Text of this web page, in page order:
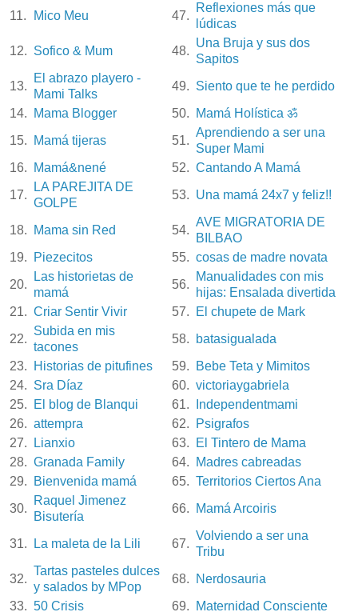
11.
Mico Meu 47.
Reflexiones más que
lúdicas
12. Sofico & Mum 48.
Una Bruja y sus dos
Sapitos
13.
El abrazo playero -
Mami Talks
49. Siento que te he perdido
14.
Mama Blogger 50.
Mamá Holística ॐ
15.
Mamá tijeras 51.
Aprendiendo a ser una
Super Mami
16.
Mamá&nené 52. Cantando A Mamá
17.
LA PAREJITA DE
GOLPE
53. Una mamá 24x7 y feliz!!
18. Mama sin Red 54.
AVE MIGRATORIA DE
BILBAO
19.
Piezecitos 55. cosas de madre novata
20.
Las historietas de
mamá
56.
Manualidades con mis
hijas: Ensalada divertida
21. Criar Sentir Vivir 57.
El chupete de Mark
22.
Subida en mis
tacones
58.
batasigualada
23.
Historias de pitufines 59.
Bebe Teta y Mimitos
24. Sra Díaz 60. victoriaygabriela
25.
El blog de Blanqui 61.
Independentmami
26. attempra 62.
Psigrafos
27.
Lianxio 63.
El Tintero de Mama
28. Granada Family 64.
Madres cabreadas
29.
Bienvenida mamá 65. Territorios Ciertos Ana
30.
Raquel Jimenez
Bisutería
66. Mamá Arcoiris
31. La maleta de la Lili 67.
Volviendo a ser una
Tribu
32.
Tartas pasteles dulces
y salados by MPop
68.
Nerdosauria
33. 50 Crisis 69. Maternidad Consciente